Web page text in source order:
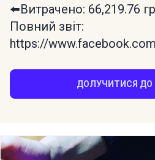
⬅️Витрачено: 66,219.76
Повний звіт:
https://
ДОЛУЧИТИСЯ ДО